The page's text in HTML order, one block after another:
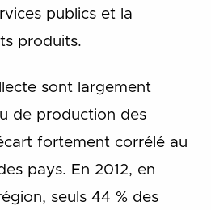
publics et la
produits.
sont largement
de production des
fortement corrélé au
pays. En 2012, en
seuls 44 % des